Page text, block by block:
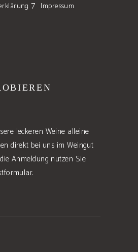
Impressum
leckeren Weine alleine
direkt bei uns im Weingut
Anmeldung nutzen Sie